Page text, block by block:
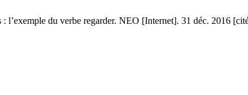
: l’exemple du verbe regarder. NEO [Internet]. 31 déc. 2016